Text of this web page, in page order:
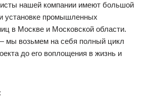
нашей компании имеют большой
установке промышленных
в Москве и Московской области.
мы возьмем на себя полный цикл
до его воплощения в жизнь и